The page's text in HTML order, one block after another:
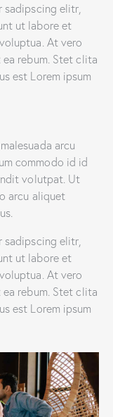
elitr,
ut labore et
At vero
rebum. Stet clita
est Lorem ipsum
arcu
commodo id id
volutpat. Ut
arcu aliquet
elitr,
ut labore et
At vero
rebum. Stet clita
est Lorem ipsum